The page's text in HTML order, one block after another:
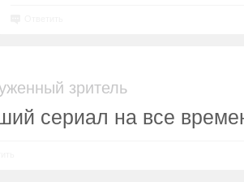
зритель
сериал на все